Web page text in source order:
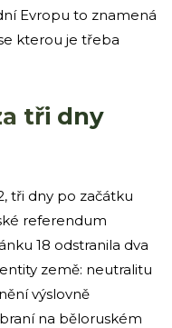
Evropu to znamená
kterou je třeba
tři dny
tři dny po začátku
referendum
18 odstranila dva
země: neutralitu
výslovně
na běloruském